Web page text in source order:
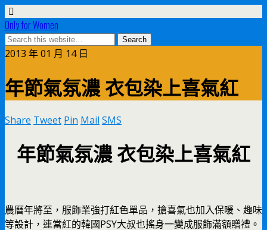
Only for Women
2013 年 01 月 14 日
年節氣氛濃 衣包染上喜氣紅
Share Tweet Pin Mail SMS
年節氣氛濃 衣包染上喜氣紅
農曆年將至，服飾業強打紅色單品，搶喜氣也加入保暖、趣味
等設計，連當紅的韓國PSY大叔也搖身一變成服飾滿額贈禮。